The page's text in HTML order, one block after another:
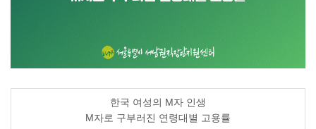
한국 여성의 M자 인생
M자로 구부러진 연령대별 고용률